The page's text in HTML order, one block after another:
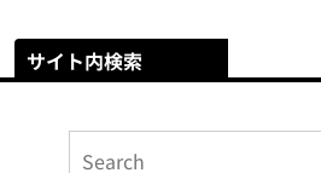
サイト内検索